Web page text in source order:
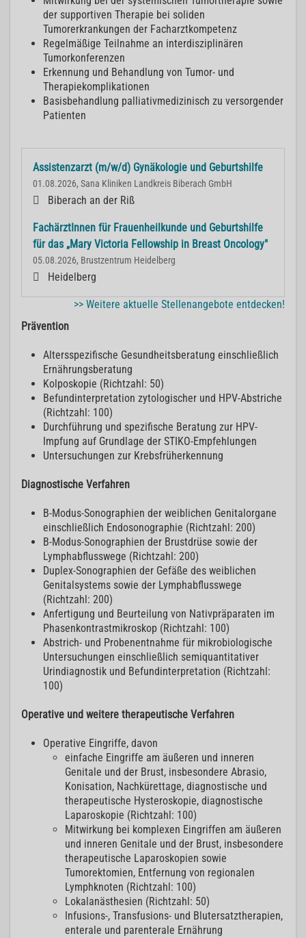
der supportiven Therapie bei soliden
Tumorerkrankungen der Facharztkompetenz
Regelmäßige Teilnahme an interdisziplinären
Tumorkonferenzen
Erkennung und Behandlung von Tumor- und
Therapiekomplikationen
Basisbehandlung palliativmedizinisch zu versorgender
Patienten
Assistenzarzt (m/w/d) Gynäkologie und Geburtshilfe
01.08.2026, Sana Kliniken Landkreis Biberach GmbH
Biberach an der Riß
FachärztInnen für Frauenheilkunde und Geburtshilfe
für das „Mary Victoria Fellowship in Breast Oncology"
05.08.2026, Brustzentrum Heidelberg
Heidelberg
>> Weitere aktuelle Stellenangebote entdecken!
Prävention
Altersspezifische Gesundheitsberatung einschließlich
Ernährungsberatung
Kolposkopie (Richtzahl: 50)
Befundinterpretation zytologischer und HPV-Abstriche
(Richtzahl: 100)
Durchführung und spezifische Beratung zur HPV-
Impfung auf Grundlage der STIKO-Empfehlungen
Untersuchungen zur Krebsfrüherkennung
Diagnostische Verfahren
B-Modus-Sonographien der weiblichen Genitalorgane
einschließlich Endosonographie (Richtzahl: 200)
B-Modus-Sonographien der Brustdrüse sowie der
Lymphabflusswege (Richtzahl: 200)
Duplex-Sonographien der Gefäße des weiblichen
Genitalsystems sowie der Lymphabflusswege
(Richtzahl: 200)
Anfertigung und Beurteilung von Nativpräparaten im
Phasenkontrastmikroskop (Richtzahl: 100)
Abstrich- und Probenentnahme für mikrobiologische
Untersuchungen einschließlich semiquantitativer
Urindiagnostik und Befundinterpretation (Richtzahl:
100)
Operative und weitere therapeutische Verfahren
Operative Eingriffe, davon
einfache Eingriffe am äußeren und inneren
Genitale und der Brust, insbesondere Abrasio,
Konisation, Nachkürettage, diagnostische und
therapeutische Hysteroskopie, diagnostische
Laparoskopie (Richtzahl: 100)
Mitwirkung bei komplexen Eingriffen am äußeren
und inneren Genitale und der Brust, insbesondere
therapeutische Laparoskopien sowie
Tumorektomien, Entfernung von regionalen
Lymphknoten (Richtzahl: 100)
Lokalanästhesien (Richtzahl: 50)
Infusions-, Transfusions- und Blutersatztherapien,
enterale und parenterale Ernährung